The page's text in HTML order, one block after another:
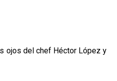
ojos del chef Héctor López y